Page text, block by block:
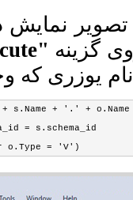
نمایش
گزینه "Execute"
یوزری که
' + s.Name + '.' + o.Name
= s.schema_id